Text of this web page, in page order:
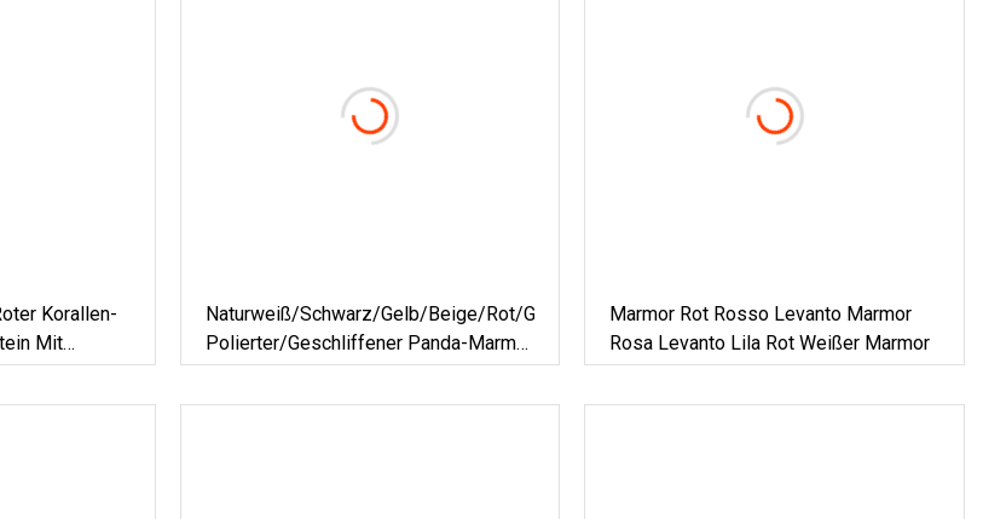
Korallen-
Mit
Naturweiß/Schwarz/Gelb/Beige/Rot/Grün/Braun/Blau/Rosa/Grau/Gold
Polierter/geschliffener Panda-Marmor
Für
Boden-/Wandplatten/Fliesen/Treppen/Mosaik/Waschtischdekoration
Marmor Rot Rosso Levanto Marmor
Rosa Levanto Lila Rot Weißer Marmor